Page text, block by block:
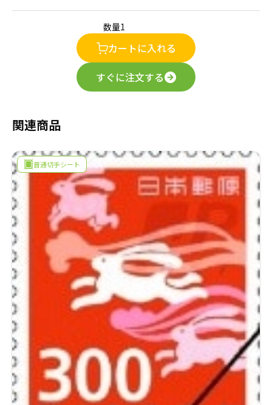
ビール券・清酒券
レジャーチケット
通信・テレカ
交通プリペイドカード
生活関連
図書カード・QUO（クオ）カード
旅行券
年賀状
レジャーチケット
通信・テレカ
交通プリペイドカード
生活関連・お食事券
図書カード・QUO（クオ）カード
旅行券
年賀状
その他
数量
カートに入れる
すぐに注文する
関連商品
普通切手シート